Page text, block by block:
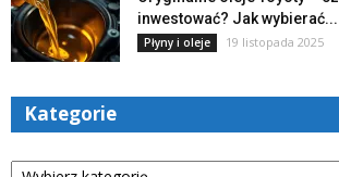
inwestować? Jak wybierać...
Płyny i oleje 19 listopada 2025
Kategorie
Kategorie